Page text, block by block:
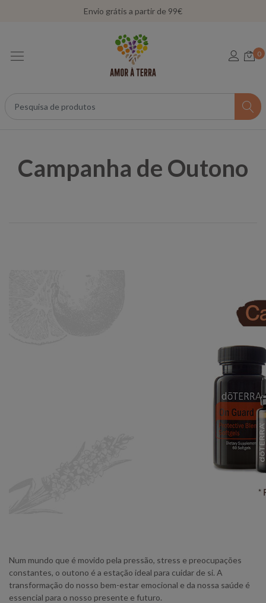
Envio grátis a partir de 99€
0
Campanha de Outono
Num mundo que é movido pela pressão, stress e preocupações
constantes, o outono é a estação ideal para cuidar de si. A
transformação do nosso bem-estar emocional e da nossa saúde é
essencial para o nosso presente e futuro.